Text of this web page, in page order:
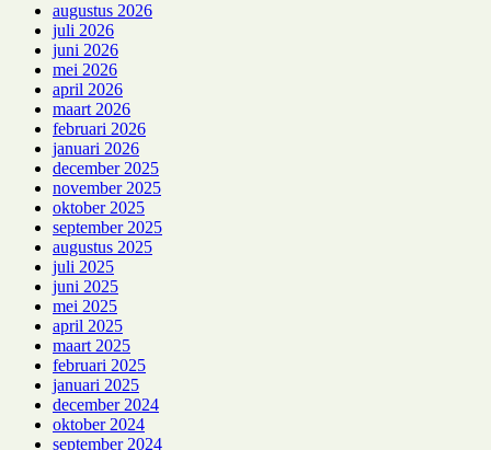
augustus 2026
juli 2026
juni 2026
mei 2026
april 2026
maart 2026
februari 2026
januari 2026
december 2025
november 2025
oktober 2025
september 2025
augustus 2025
juli 2025
juni 2025
mei 2025
april 2025
maart 2025
februari 2025
januari 2025
december 2024
oktober 2024
september 2024